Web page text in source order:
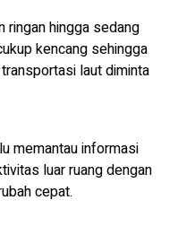
ringan hingga sedang
kencang sehingga
laut diminta
memantau informasi
luar ruang dengan
cepat.